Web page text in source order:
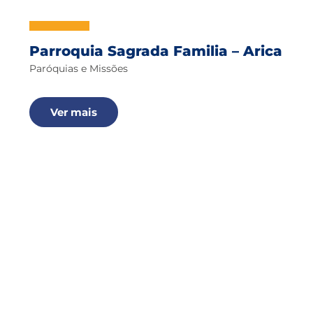
Parroquia Sagrada Familia – Arica
Paróquias e Missões
Ver mais